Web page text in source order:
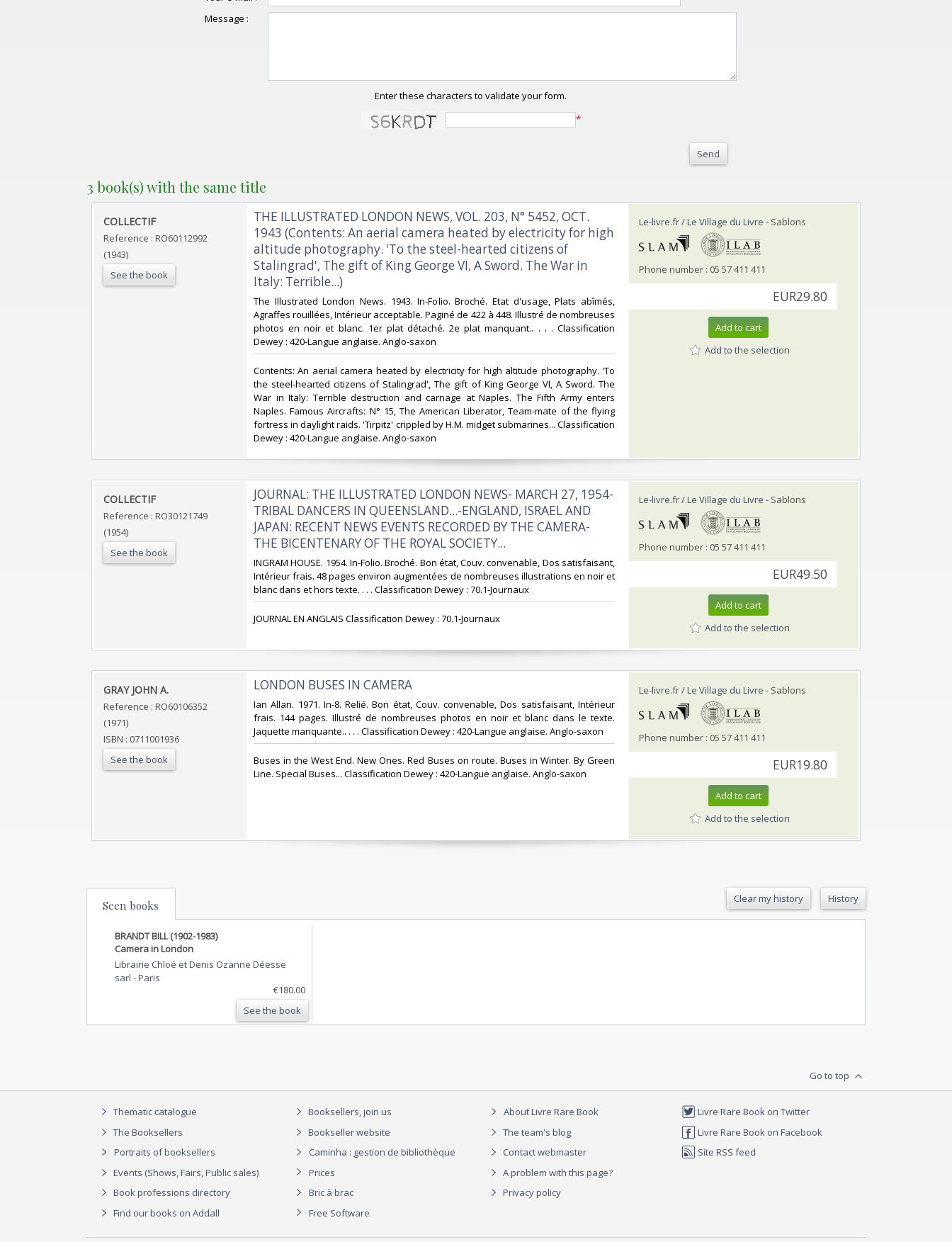
Message :
Enter these characters to validate your form.
*
Send
3 book(s) with the same title
‎COLLECTIF‎
Reference : RO60112992
(1943)
See the book
‎THE ILLUSTRATED LONDON NEWS, VOL. 203, N° 5452, OCT.
1943 (Contents: An aerial camera heated by electricity for high
altitude photography. 'To the steel-hearted citizens of
Stalingrad', The gift of King George VI, A Sword. The War in
Italy: Terrible...)‎
‎The Illustrated London News. 1943. In-Folio. Broché. Etat d'usage, Plats abîmés,
Agraffes rouillées, Intérieur acceptable. Paginé de 422 à 448. Illustré de nombreuses
photos en noir et blanc. 1er plat détaché. 2e plat manquant.. . . . Classification
Dewey : 420-Langue anglaise. Anglo-saxon‎
‎Contents: An aerial camera heated by electricity for high altitude photography. 'To
the steel-hearted citizens of Stalingrad', The gift of King George VI, A Sword. The
War in Italy: Terrible destruction and carnage at Naples. The Fifth Army enters
Naples. Famous Aircrafts: N° 15, The American Liberator, Team-mate of the flying
fortress in daylight raids. 'Tirpitz' crippled by H.M. midget submarines... Classification
Dewey : 420-Langue anglaise. Anglo-saxon‎
Le-livre.fr / Le Village du Livre - Sablons
Phone number : 05 57 411 411
EUR29.80
Add to cart
Add to the selection
‎COLLECTIF‎
Reference : RO30121749
(1954)
See the book
‎JOURNAL: THE ILLUSTRATED LONDON NEWS- MARCH 27, 1954-
TRIBAL DANCERS IN QUEENSLAND...-ENGLAND, ISRAEL AND
JAPAN: RECENT NEWS EVENTS RECORDED BY THE CAMERA-
THE BICENTENARY OF THE ROYAL SOCIETY...‎
‎INGRAM HOUSE. 1954. In-Folio. Broché. Bon état, Couv. convenable, Dos satisfaisant,
Intérieur frais. 48 pages environ augmentées de nombreuses illustrations en noir et
blanc dans et hors texte. . . . Classification Dewey : 70.1-Journaux‎
‎JOURNAL EN ANGLAIS Classification Dewey : 70.1-Journaux‎
Le-livre.fr / Le Village du Livre - Sablons
Phone number : 05 57 411 411
EUR49.50
Add to cart
Add to the selection
‎GRAY JOHN A.‎
Reference : RO60106352
(1971)
ISBN : 0711001936
See the book
‎LONDON BUSES IN CAMERA‎
‎Ian Allan. 1971. In-8. Relié. Bon état, Couv. convenable, Dos satisfaisant, Intérieur
frais. 144 pages. Illustré de nombreuses photos en noir et blanc dans le texte.
Jaquette manquante.. . . . Classification Dewey : 420-Langue anglaise. Anglo-saxon‎
‎Buses in the West End. New Ones. Red Buses on route. Buses in Winter. By Green
Line. Special Buses... Classification Dewey : 420-Langue anglaise. Anglo-saxon‎
Le-livre.fr / Le Village du Livre - Sablons
Phone number : 05 57 411 411
EUR19.80
Add to cart
Add to the selection
Seen books Clear my history History
BRANDT BILL (1902-1983)
Camera in London
Librairie Chloé et Denis Ozanne Déesse
sarl -Paris
€180.00
See the book
Go to top
Thematic catalogue
The Booksellers
Portraits of booksellers
Events (Shows, Fairs, Public sales)
Book professions directory
Find our books on Addall
Booksellers, join us
Bookseller website
Caminha : gestion de bibliothèque
Prices
Bric à brac
Free Software
About Livre Rare Book
The team's blog
Contact webmaster
A problem with this page?
Privacy policy
Livre Rare Book on Twitter
Livre Rare Book on Facebook
Site RSS feed